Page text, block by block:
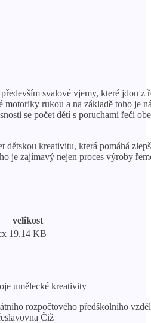
svalové vjemy, které jdou
motoriky rukou a na základě toho je
se počet dětí s poruchami řeči
dětskou kreativitu, která pomáhá
je zajímavý nejen proces výroby
velikost
19.14 KB
umělecké kreativity
rozpočtového předškolního
Čiž